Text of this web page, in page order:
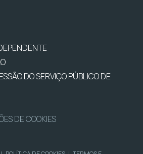
DO SERVIÇO PÚBLICO DE
DE COOKIES